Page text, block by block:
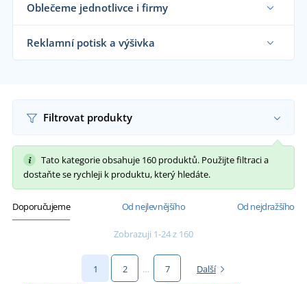
Oblečeme jednotlivce i firmy
Dodáváme trička reklamním agenturám, firmám,
obchodníkům s textilem, školám i koncovým
zákazníkům již od 1 kusu.
Chci vědět více
Reklamní potisk a výšivka
Filtrovat produkty
Tato kategorie obsahuje 160 produktů. Použijte filtraci a
dostaňte se rychleji k produktu, který hledáte.
Doporučujeme Od nejlevnějšího Od nejdražšího
Zobrazuji 1-24 z 160
1 2 … 7 Další